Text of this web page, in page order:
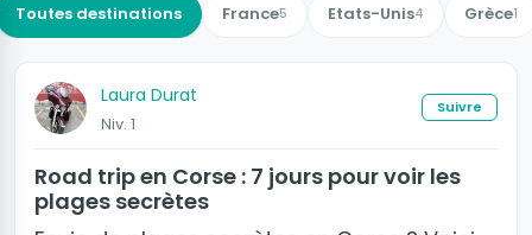
Toutes destinations France5 Etats-Unis4 Grèce1
Laura Durat
Niv. 1
Suivre
Road trip en Corse : 7 jours pour voir les
plages secrètes